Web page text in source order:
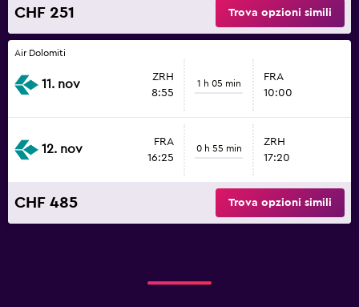
CHF 251 Trova opzioni simili
Air Dolomiti
11. nov
ZRH
8:55
1 h 05 min
FRA
10:00
12. nov
FRA
16:25
0 h 55 min
ZRH
17:20
CHF 485 Trova opzioni simili